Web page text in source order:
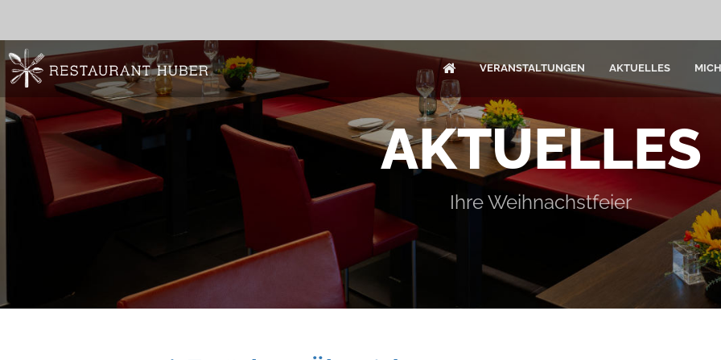
VERANSTALTUNGEN AKTUELLES
AKTUELLES
Ihre Weihnachstfeier